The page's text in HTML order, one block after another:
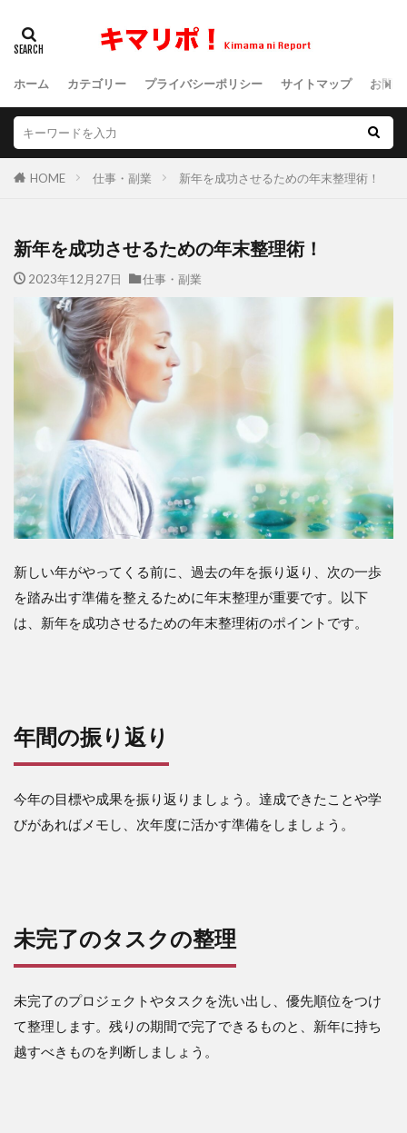
ホーム カテゴリー プライバシーポリシー サイトマップ お問
HOME 仕事・副業 新年を成功させるための年末整理術！
新年を成功させるための年末整理術！
2023年12月27日 仕事・副業
新しい年がやってくる前に、過去の年を振り返り、次の一歩
を踏み出す準備を整えるために年末整理が重要です。以下
は、新年を成功させるための年末整理術のポイントです。
年間の振り返り
今年の目標や成果を振り返りましょう。達成できたことや学
びがあればメモし、次年度に活かす準備をしましょう。
未完了のタスクの整理
未完了のプロジェクトやタスクを洗い出し、優先順位をつけ
て整理します。残りの期間で完了できるものと、新年に持ち
越すべきものを判断しましょう。